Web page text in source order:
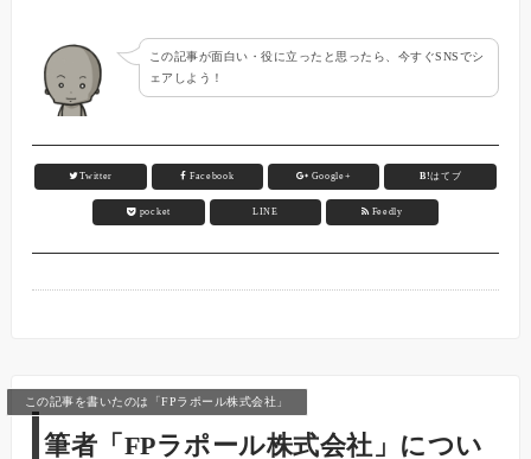
この記事が面白い・役に立ったと思ったら、今すぐSNSでシ
ェアしよう！
Twitter Facebook Google+ B!はてブ
pocket LINE Feedly
この記事を書いたのは「FPラポール株式会社」
筆者「FPラポール株式会社」につい